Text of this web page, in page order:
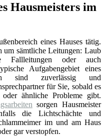
Hausmeisters im
eines Hauses tätig.
um sämtliche Leitungen: Laub
Fallleitungen oder auch
Aufgabengebiet eines
sind zuverlässig und
für Sie, sobald es
ähnliche Probleme gibt.
sorgen Hausmeister
die Lichtschächte und
im und am Haus
gar verstopfen.